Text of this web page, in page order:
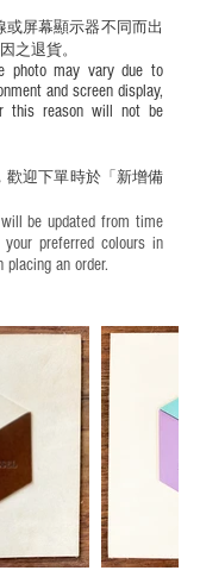
或屏幕顯示器不同而出
之退貨。
photo may vary due to
and screen display,
this reason will not be
歡迎下單時於「新增備
be updated from time
preferred colours in
placing an order.